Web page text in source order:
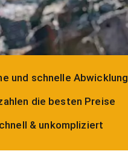
und schnelle Abwicklung
die besten Preise
& unkompliziert